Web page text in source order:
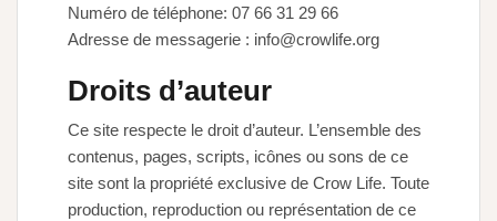
Numéro de téléphone: 07 66 31 29 66
Adresse de messagerie : info@crowlife.org
Droits d’auteur
Ce site respecte le droit d’auteur. L’ensemble des
contenus, pages, scripts, icônes ou sons de ce
site sont la propriété exclusive de Crow Life. Toute
production, reproduction ou représentation de ce